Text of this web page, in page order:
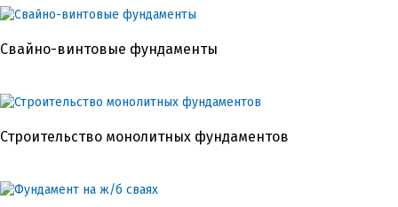
Свайно-винтовые фундаменты
Строительство монолитных фундаментов